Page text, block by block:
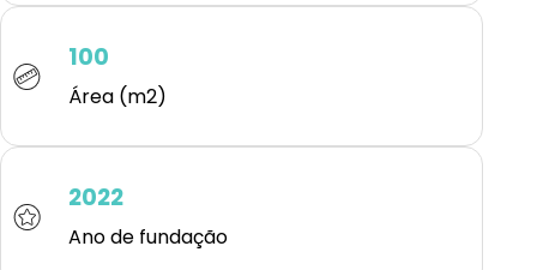
100
Área (m2)
2022
Ano de fundação